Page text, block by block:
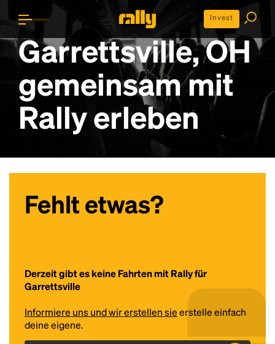
Invest
Garrettsville, OH
gemeinsam mit
Rally erleben
Fehlt etwas?
Derzeit gibt es keine Fahrten mit Rally für
Garrettsville
Informiere uns und wir erstellen sieerstelle einfach
deine eigene.